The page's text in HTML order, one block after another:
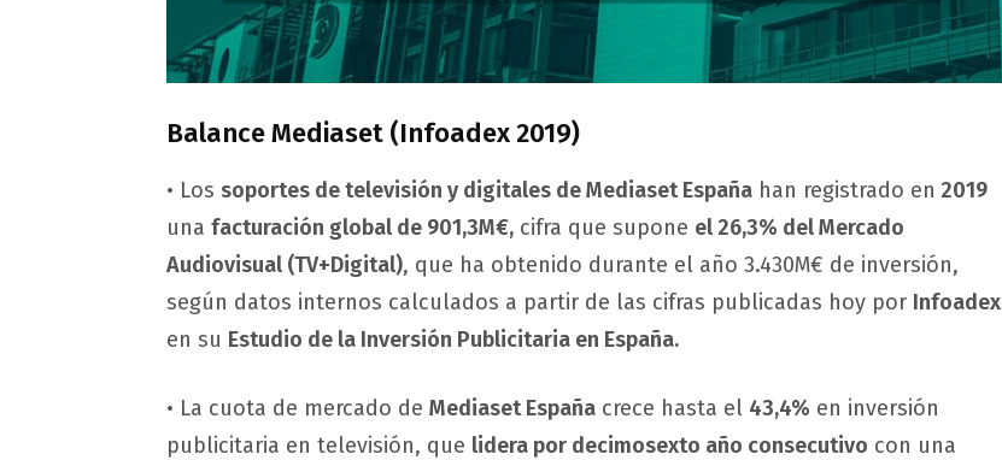
Balance Mediaset (Infoadex 2019)
• Los soportes de televisión y digitales de Mediaset España han registrado en 2019
una facturación global de 901,3M€, cifra que supone el 26,3% del Mercado
Audiovisual (TV+Digital), que ha obtenido durante el año 3.430M€ de inversión,
según datos internos calculados a partir de las cifras publicadas hoy por Infoadex
en su Estudio de la Inversión Publicitaria en España.
• La cuota de mercado de Mediaset España crece hasta el 43,4% en inversión
publicitaria en televisión, que lidera por decimosexto año consecutivo con una